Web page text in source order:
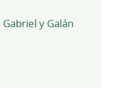
y Galán